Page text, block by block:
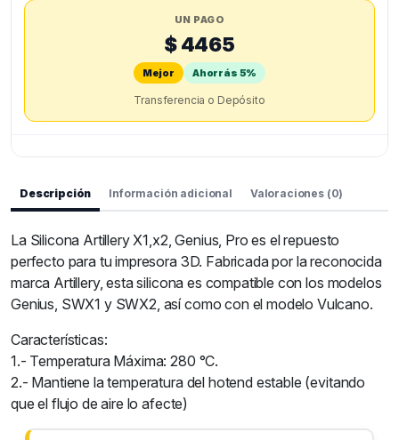
UN PAGO
$ 4465
Mejor Ahorrás 5%
Transferencia o Depósito
Descripción Información adicional Valoraciones (0)
La Silicona Artillery X1,x2, Genius, Pro es el repuesto
perfecto para tu impresora 3D. Fabricada por la reconocida
marca Artillery, esta silicona es compatible con los modelos
Genius, SWX1 y SWX2, así como con el modelo Vulcano.
Características:
1.- Temperatura Máxima: 280 °C.
2.- Mantiene la temperatura del hotend estable (evitando
que el flujo de aire lo afecte)